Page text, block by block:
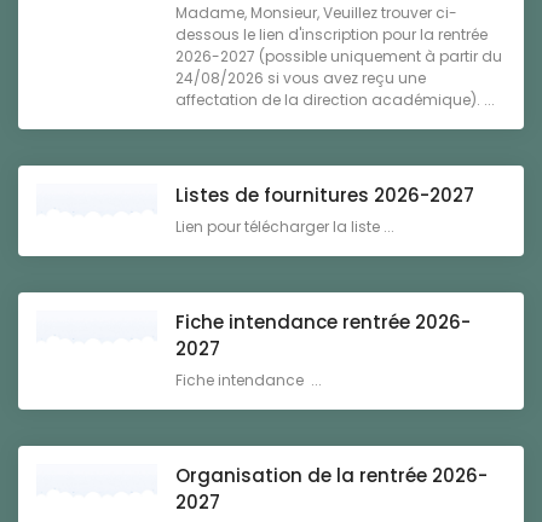
Madame, Monsieur, Veuillez trouver ci-
dessous le lien d'inscription pour la rentrée
2026-2027 (possible uniquement à partir du
24/08/2026 si vous avez reçu une
affectation de la direction académique). ...
Listes de fournitures 2026-2027
Lien pour télécharger la liste ...
Fiche intendance rentrée 2026-
2027
Fiche intendance ...
Organisation de la rentrée 2026-
2027